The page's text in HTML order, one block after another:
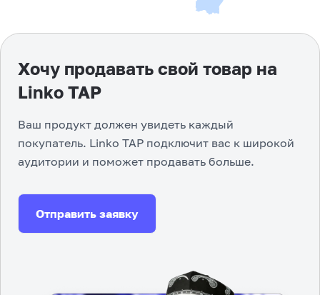
Хочу продавать свой товар на
Linko TAP
Ваш продукт должен увидеть каждый
покупатель. Linko TAP подключит вас к широкой
аудитории и поможет продавать больше.
Отправить заявку